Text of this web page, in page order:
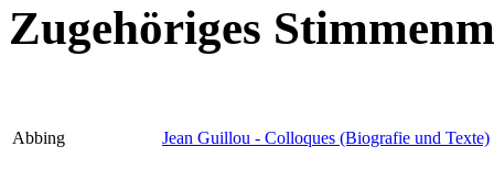
Zugehöriges
Abbing Jean Guillou - Colloques (Biografie und Texte)